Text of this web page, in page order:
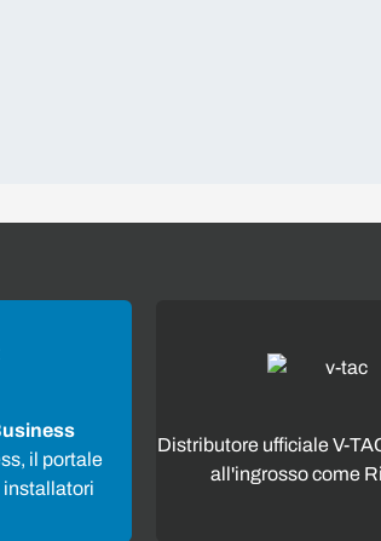
il portale
installatori
Distributore ufficiale V-
all'ingrosso come